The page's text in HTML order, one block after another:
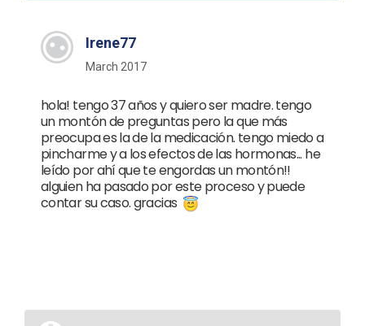
Irene77
March 2017
hola! tengo 37 años y quiero ser madre. tengo
un montón de preguntas pero la que más
preocupa es la de la medicación. tengo miedo a
pincharme y a los efectos de las hormonas... he
leído por ahí que te engordas un montón!!
alguien ha pasado por este proceso y puede
contar su caso. gracias